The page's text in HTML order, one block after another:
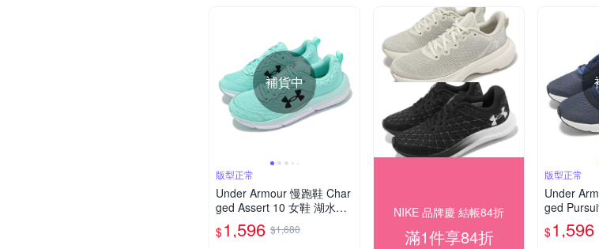
補貨中
版型正常
Under Armour 慢跑鞋 Char
ged Assert 10 女鞋 湖水綠
黑 緩震 穩定 運動鞋 UA 30
26179300
$1,596 $1,680
NIKE 品牌慶 結帳84折
滿1件享84折
版型正常
Under
ged
紫 緩震
3107
$1,596